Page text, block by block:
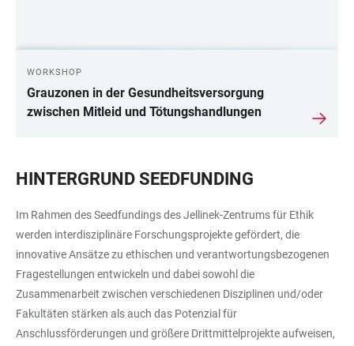
WORKSHOP
Grauzonen in der Gesundheitsversorgung
zwischen Mitleid und Tötungshandlungen
HINTERGRUND SEEDFUNDING
Im Rahmen des Seedfundings des Jellinek-Zentrums für Ethik
werden interdisziplinäre Forschungsprojekte gefördert, die
innovative Ansätze zu ethischen und verantwortungsbezogenen
Fragestellungen entwickeln und dabei sowohl die
Zusammenarbeit zwischen verschiedenen Disziplinen und/oder
Fakultäten stärken als auch das Potenzial für
Anschlussförderungen und größere Drittmittelprojekte aufweisen,